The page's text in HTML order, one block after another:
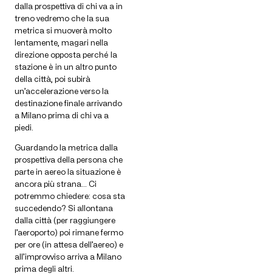
dalla prospettiva di chi va a in
treno vedremo che la sua
metrica si muoverà molto
lentamente, magari nella
direzione opposta perché la
stazione è in un altro punto
della città, poi subirà
un’accelerazione verso la
destinazione finale arrivando
a Milano prima di chi va a
piedi.
Guardando la metrica dalla
prospettiva della persona che
parte in aereo la situazione è
ancora più strana… Ci
potremmo chiedere: cosa sta
succedendo? Si allontana
dalla città (per raggiungere
l’aeroporto) poi rimane fermo
per ore (in attesa dell’aereo) e
all’improvviso arriva a Milano
prima degli altri.